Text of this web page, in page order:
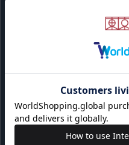
東京シャツに
ついて
ご利用ガイド